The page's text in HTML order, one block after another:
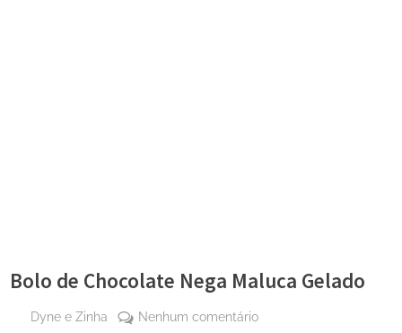
Bolo de Chocolate Nega Maluca Gelado
By
Dyne e Zinha Nenhum comentárioem